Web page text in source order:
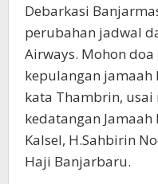
Debarkasi
perubahan jadwal
Airways. Mohon
kepulangan jamaah
kata Thambrin,
kedatangan
Kalsel, H.Sahbirin
Haji Banjarbaru.